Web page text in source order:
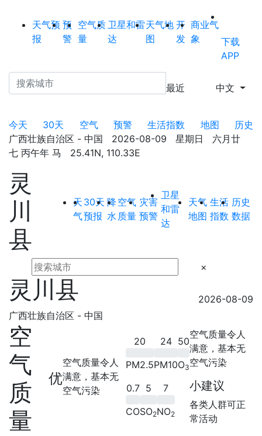
天气预
报
预
警
空气质
量
卫星和雷
达
天气地
图
开
发
商业气
象
下载
APP
最近 中文
今天 30天 空气 预警 生活指数 地图
历史
广西壮族自治区 - 中国 2026-08-09 星期日 六月廿
七 丙午年 马 25.41N, 110.33E
灵
川
县
天
气
30天
预报
降
水
空气
质量
灾害
预警
卫星
和雷
达
天气
地图
生活
指数
历史
数据
×
灵川县
广西壮族自治区 - 中国
2026-08-09
空
气
质
量
优
空气质量令人
满意，基本无
空气污染
20
PM2.5
24
PM10
50
O3
0.7
CO
5
SO2
7
NO2
空气质量令人
满意，基本无
空气污染
小建议
各类人群可正
常活动